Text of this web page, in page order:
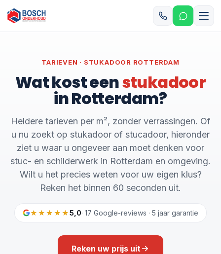
TARIEVEN · STUKADOOR ROTTERDAM
Wat kost eenstukadoor
in Rotterdam?
Heldere tarieven per m², zonder verrassingen. Of
u nu zoekt op stukadoor of stucadoor, hieronder
ziet u waar u ongeveer aan moet denken voor
stuc- en schilderwerk in Rotterdam en omgeving.
Wilt u het precies weten voor uw eigen klus?
Reken het binnen 60 seconden uit.
★★★★★5,0· 17 Google-reviews · 5 jaar garantie
Reken uw prijs uit